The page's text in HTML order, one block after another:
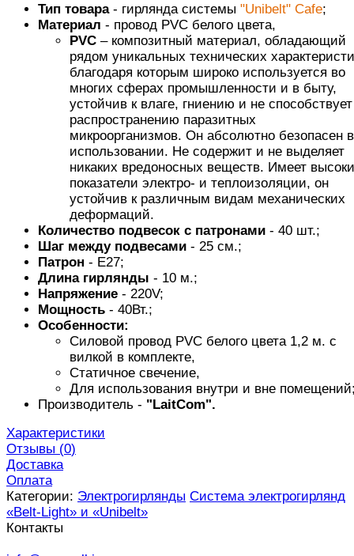
Тип товара- гирлянда системы "Unibelt" Cafe;
Материал - провод PVC белого цвета,
PVC – композитный материал, обладающий
рядом уникальных технических
благодаря которым широко используется во
многих сферах промышленности и в быту,
устойчив к влаге, гниению и не способствует
распространению паразитных
микроорганизмов. Он абсолютно безопасен в
использовании. Не содержит и не выделяет
никаких вредоносных веществ. Имеет
показатели электро- и теплоизоляции, он
устойчив к различным видам механических
деформаций.
Количество подвесок с патронами - 40 шт.;
Шаг между подвесами - 25 см.;
Патрон - E27;
Длина гирлянды - 10 м.;
Напряжение - 220V;
Мощность - 40Вт.;
Особенности:
Силовой провод PVC белого цвета 1,2 м. с
вилкой в комплекте,
Статичное свечение,
Для использования внутри и вне
Производитель - "LaitCom".
Характеристики
Отзывы (0)
Доставка
Оплата
Категории: Электрогирлянды Система электрогирлянд
«Belt-Light» и «Unibelt»
Контакты